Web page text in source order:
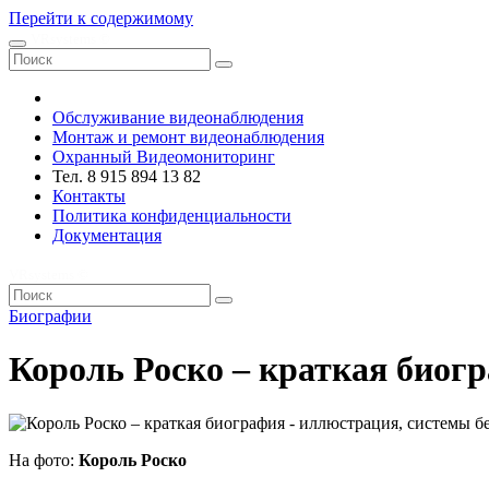
Перейти к содержимому
Обслуживание видеонаблюдения
Монтаж и ремонт видеонаблюдения
Охранный Видеомониторинг
Тел. 8 915 894 13 82
Контакты
Политика конфиденциальности
Документация
Биографии
Король Роско – краткая
На фото: Король Роско